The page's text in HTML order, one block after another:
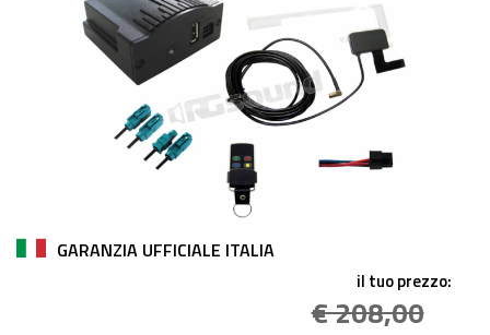
GARANZIA UFFICIALE ITALIA
il tuo prezzo:
€ 208,00